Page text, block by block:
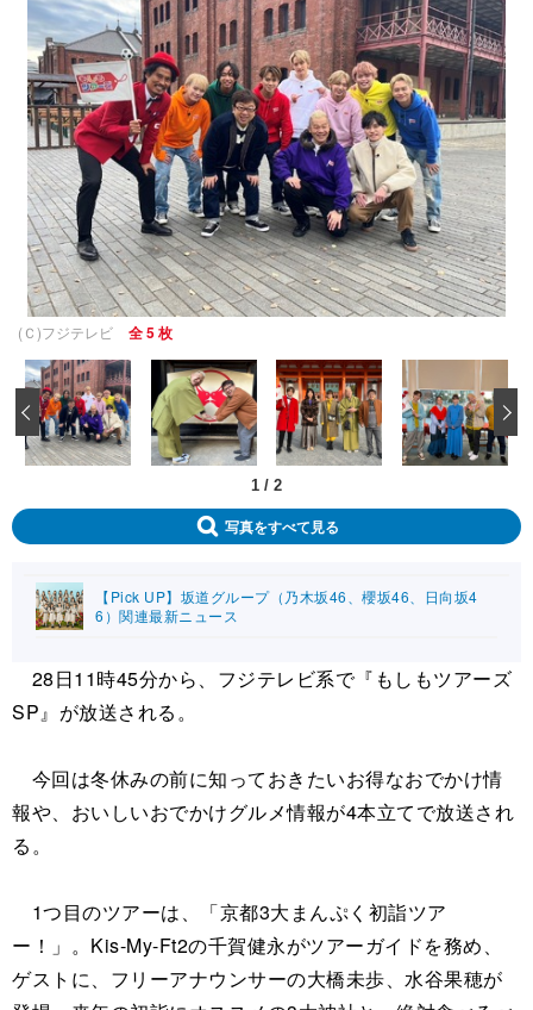
(Ｃ)フジテレビ 全 5 枚
1 / 2
‹
写真をすべて見る
【Pick UP】坂道グループ（乃木坂46、櫻坂46、日向坂4
6）関連最新ニュース
28日11時45分から、フジテレビ系で『もしもツアーズ
SP』が放送される。
今回は冬休みの前に知っておきたいお得なおでかけ情
報や、おいしいおでかけグルメ情報が4本立てで放送され
る。
1つ目のツアーは、「京都3大まんぷく初詣ツア
ー！」。Kis-My-Ft2の千賀健永がツアーガイドを務め、
ゲストに、フリーアナウンサーの大橋未歩、水谷果穂が